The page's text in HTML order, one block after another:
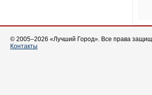
© 2005–2026 «Лучший Город». Все права
Контакты